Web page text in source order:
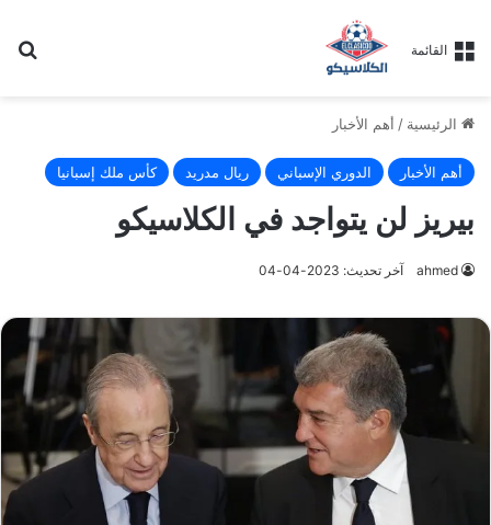
القائمة
الرئيسية / أهم الأخبار
أهم الأخبار الدوري الإسباني ريال مدريد كأس ملك إسبانيا
بيريز لن يتواجد في الكلاسيكو
ahmed آخر تحديث: 2023-04-04